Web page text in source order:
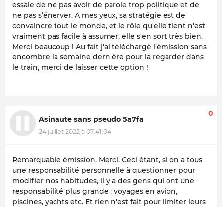
essaie de ne pas avoir de parole trop politique et de
ne pas s’énerver. A mes yeux, sa stratégie est de
convaincre tout le monde, et le rôle qu'elle tient n'est
vraiment pas facile à assumer, elle s'en sort très bien.
Merci beaucoup ! Au fait j'ai téléchargé l'émission sans
encombre la semaine dernière pour la regarder dans
le train, merci de laisser cette option !
Asinaute sans pseudo 5a7fa
24 juillet 2022 à 07:41:04
0
Remarquable émission. Merci. Ceci étant, si on a tous
une responsabilité personnelle à questionner pour
modifier nos habitudes, il y a des gens qui ont une
responsabilité plus grande : voyages en avion,
piscines, yachts etc. Et rien n'est fait pour limiter leurs